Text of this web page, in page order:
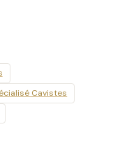
Cavistes